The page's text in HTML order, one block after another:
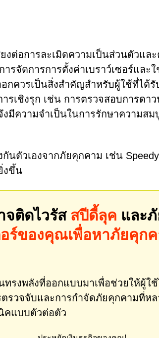
งต่อการละเมิดความเป็นส่วนตัวแล
รจัดการการตั้งค่าเบราว์เซอร์และใ
กควรเป็นสิ่งสำคัญสำหรับผู้ใช้ที่ได้รั
รเชิงรุก เช่น การตรวจสอบการดา
มีความจำเป็นในการรักษาความส
ตัวเองจากภัยคุกคาม เช่น
งขึ้น
ติดไวรัส สปีดี้ลุค และ
ร์ของคุณเพื่อหาภัยคุก
ทรงพลังที่ออกแบบมาเพื่อช่วยให้ผู้ใ
รวจจับและการกำจัดภัยคุกคามที่หล
คแบบตัวต่อตัว